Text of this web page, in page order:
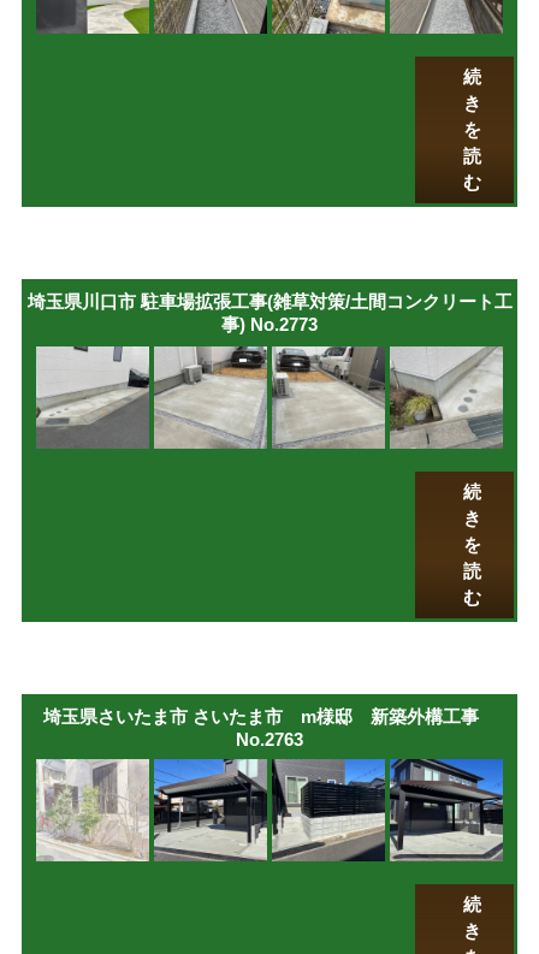
続
き
を
読
む
埼玉県川口市 駐車場拡張工事(雑草対策/土間コンクリート工
事) No.2773
続
き
を
読
む
埼玉県さいたま市 さいたま市 m様邸 新築外構工事
No.2763
続
き